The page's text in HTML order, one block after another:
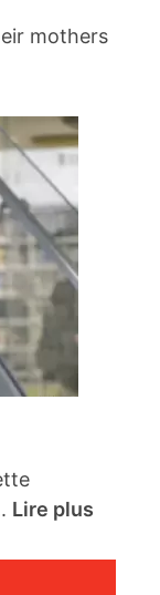
mothers
Lire plus